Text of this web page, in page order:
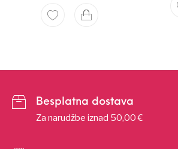
Besplatna dostava
Za narudžbe iznad 50,00 €